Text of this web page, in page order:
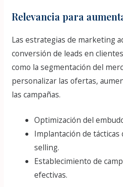
Relevancia para
Las estrategias de marketing
conversión de leads en
como la segmentación del
personalizar las ofertas,
las campañas.
Optimización del
Implantación de
selling.
Establecimiento de
efectivas.